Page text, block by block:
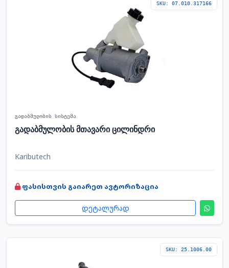
SKU: 07.010.317166
გადაბმულობის სისტემა
გადაბმულობის მთავარი ცილინდრი
Kaributech
ფასისთვის გაიარეთ ავტორიზაცია
დეტალურად
SKU: 25.1006.00